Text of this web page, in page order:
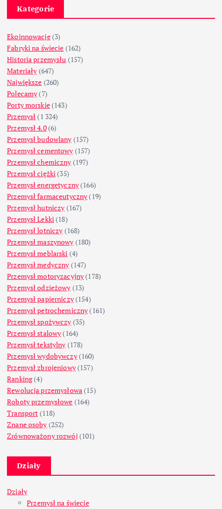
Kategorie
Ekoinnowacje(3)
Fabryki na świecie (162)
Historia przemysłu (157)
Materiały (647)
Największe (260)
Polecamy (7)
Porty morskie(143)
Przemysł (1 324)
Przemysł 4.0(6)
Przemysł budowlany (157)
Przemysł cementowy (157)
Przemysł chemiczny (197)
Przemysł ciężki (35)
Przemysł energetyczny (166)
Przemysł farmaceutyczny (19)
Przemysł hutniczy (167)
Przemysł Lekki (18)
Przemysł lotniczy (168)
Przemysł maszynowy (180)
Przemysł meblarski (4)
Przemysł medyczny (147)
Przemysł motoryzacyjny (178)
Przemysł odzieżowy (13)
Przemysł papierniczy(154)
Przemysł petrochemiczny (161)
Przemysł spożywczy (35)
Przemysł stalowy (164)
Przemysł tekstylny (178)
Przemysł wydobywczy(160)
Przemysł zbrojeniowy(157)
Ranking(4)
Rewolucja przemysłowa (15)
Roboty przemysłowe (164)
Transport (118)
Znane osoby (252)
Zrównoważony rozwój (101)
Działy
Działy
Przemysł na świecie